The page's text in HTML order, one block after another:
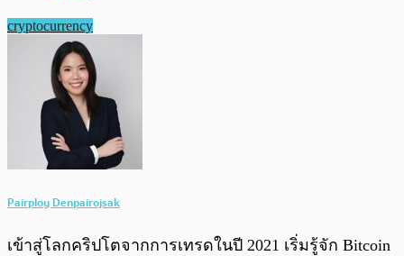
cryptocurrency
Pairploy Denpairojsak
เข้าสู่โลกคริปโตจากการเทรดในปี 2021 เริ่มรู้จัก Bitcoin